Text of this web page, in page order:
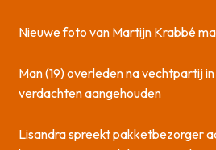
Nieuwe foto van Martijn Krabbé
Man (19) overleden na vechtpartij
verdachten aangehouden
Lisandra spreekt pakketbezorger